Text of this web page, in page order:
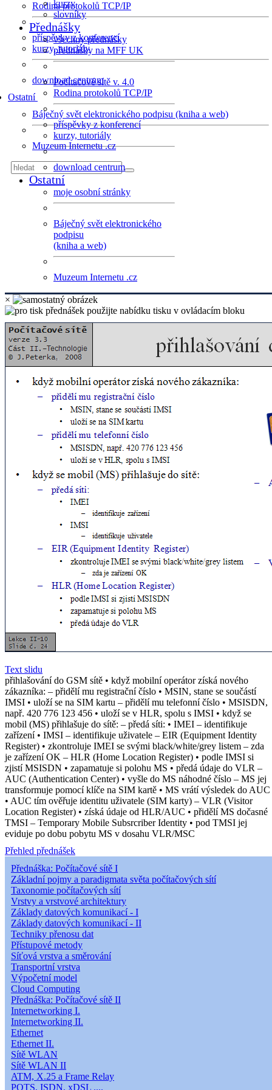
Rodina protokolů TCP/IP
příspěvky z konferencí
kurzy, tutoriály
download centrum
Ostatní
Báječný svět elektronického podpisu (kniha a web)
Muzeum Internetu .cz
kurzy
slovníky
Přednášky
všechny přednášky
přednášky na MFF UK
Počítačové sítě v. 4.0
Rodina protokolů TCP/IP
příspěvky z konferencí
kurzy, tutoriály
download centrum
Ostatní
moje osobní stránky
Báječný svět elektronického
podpisu
(kniha a web)
Muzeum Internetu .cz
×
Text slidu
přihlašování do GSM sítě • když mobilní operátor získá nového
zákazníka: – přidělí mu registrační číslo • MSIN, stane se součástí
IMSI • uloží se na SIM kartu – přidělí mu telefonní číslo • MSISDN,
např. 420 776 123 456 • uloží se v HLR, spolu s IMSI • když se
mobil (MS) přihlašuje do sítě: – předá síti: • IMEI – identifikuje
zařízení • IMSI – identifikuje uživatele – EIR (Equipment Identity
Register) • zkontroluje IMEI se svými black/white/grey listem – zda
je zařízení OK – HLR (Home Location Register) • podle IMSI si
zjistí MSISDN • zapamatuje si polohu MS • předá údaje do VLR –
AUC (Authentication Center) • vyšle do MS náhodné číslo – MS jej
transformuje pomocí klíče na SIM kartě • MS vrátí výsledek do AUC
• AUC tím ověřuje identitu uživatele (SIM karty) – VLR (Visitor
Location Register) • získá údaje od HLR/AUC • přidělí MS dočasné
TMSI – Temporary Mobile Subsrcriber Identity • pod TMSI jej
eviduje po dobu pobytu MS v dosahu VLR/MSC
Přehled přednášek
Přednáška: Počítačové sítě I
Základní pojmy a paradigmata světa počítačových sítí
Taxonomie počítačových sítí
Vrstvy a vrstvové architektury
Základy datových komunikací - I
Základy datových komunikací - II
Techniky přenosu dat
Přístupové metody
Síťová vrstva a směrování
Transportní vrstva
Výpočetní model
Cloud Computing
Přednáška: Počítačové sítě II
Internetworking I.
Internetworking II.
Ethernet
Ethernet II.
Sítě WLAN
Sítě WLAN II
ATM, X.25 a Frame Relay
POTS, ISDN, xDSL ....